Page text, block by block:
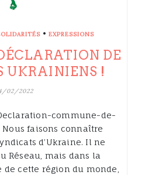
• EXPRESSIONS
DE
UKRAINIENS !
02/2022
commune-de-
faisons connaître
d’Ukraine. Il ne
Réseau, mais dans la
cette région du monde,